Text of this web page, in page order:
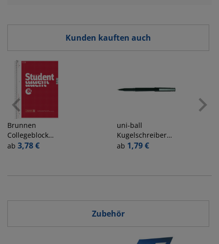
Kunden kauften auch
Brunnen
Collegeblock
1067942 Student,
innen, A4, 70g,
ab 3,78 €
uni-ball
Kugelschreiber
micro UB-120
ab 1,79 €
Zubehör